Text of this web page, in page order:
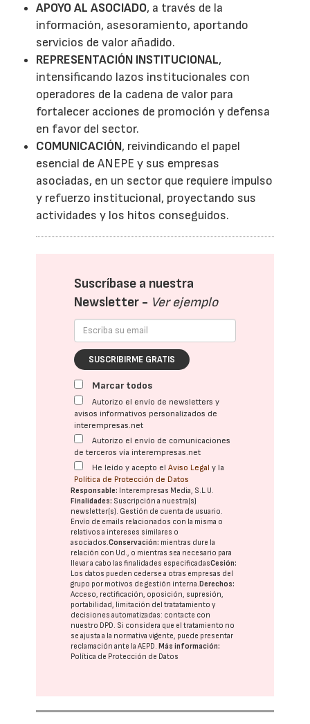
APOYO AL ASOCIADO, a través de la
información, asesoramiento, aportando
servicios de valor añadido.
REPRESENTACIÓN INSTITUCIONAL,
intensificando lazos institucionales con
operadores de la cadena de valor para
fortalecer acciones de promoción y defensa
en favor del sector.
COMUNICACIÓN, reivindicando el papel
esencial de ANEPE y sus empresas
asociadas, en un sector que requiere impulso
y refuerzo institucional, proyectando sus
actividades y los hitos conseguidos.
Suscríbase a nuestra
Newsletter - Ver ejemplo
SUSCRIBIRME GRATIS
Marcar todos
Autorizo el envío de newsletters y
avisos informativos personalizados de
interempresas.net
Autorizo el envío de comunicaciones
de terceros vía interempresas.net
He leído y acepto elAviso Legal y la
Política de Protección de Datos
Responsable: Interempresas Media, S.L.U.
Finalidades: Suscripción a nuestra(s)
newsletter(s). Gestión de cuenta de usuario.
Envío de emails relacionados con la misma o
relativos a intereses similares o
asociados.Conservación: mientras dure la
relación con Ud., o mientras sea necesario para
llevar a cabo las finalidades especificadasCesión:
Los datos pueden cederse a otras empresas del
grupo por motivos de gestión interna.Derechos:
Acceso, rectificación, oposición, supresión,
portabilidad, limitación del tratatamiento y
decisiones automatizadas: contacte con
nuestro DPD. Si considera que el tratamiento no
se ajusta a la normativa vigente, puede presentar
reclamación ante laAEPD.Más información:
Política de Protección de Datos